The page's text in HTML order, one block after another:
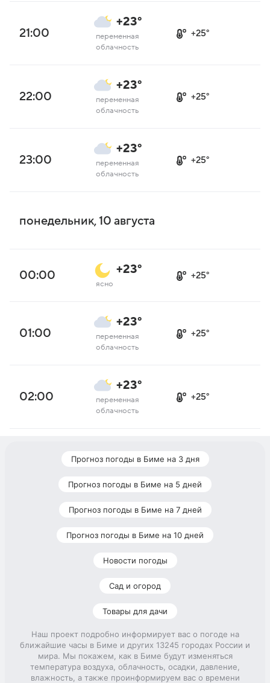
21:00
+23°
переменная
облачность
+25°
22:00
+23°
переменная
облачность
+25°
23:00
+23°
переменная
облачность
+25°
понедельник, 10 августа
00:00 +23°
ясно
+25°
01:00
+23°
переменная
облачность
+25°
02:00
+23°
переменная
облачность
+25°
Прогноз погоды в Биме на 3 дня
Прогноз погоды в Биме на 5 дней
Прогноз погоды в Биме на 7 дней
Прогноз погоды в Биме на 10 дней
Новости погоды
Сад и огород
Товары для дачи
Наш проект подробно информирует вас о погоде на
ближайшие часы в Биме и других 13245 городах России и
мира. Мы покажем, как в Биме будут изменяться
температура воздуха, облачность, осадки, давление,
влажность, а также проинформируем вас о времени